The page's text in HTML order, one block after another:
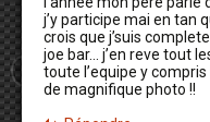
j’y participe mai en tan
crois que j’suis
joe bar… j’en reve tout
toute l’equipe y
de magnifique photo !!